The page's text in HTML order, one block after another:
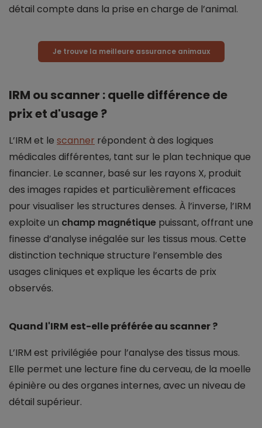
détail compte dans la prise en charge de l’animal.
Je trouve la meilleure assurance animaux
IRM ou scanner : quelle différence de
prix et d'usage ?
L’IRM et le scanner répondent à des logiques
médicales différentes, tant sur le plan technique que
financier. Le scanner, basé sur les rayons X, produit
des images rapides et particulièrement efficaces
pour visualiser les structures denses. À l’inverse, l’IRM
exploite un champ magnétique puissant, offrant une
finesse d’analyse inégalée sur les tissus mous. Cette
distinction technique structure l’ensemble des
usages cliniques et explique les écarts de prix
observés.
Quand l'IRM est-elle préférée au scanner ?
L’IRM est privilégiée pour l’analyse des tissus mous.
Elle permet une lecture fine du cerveau, de la moelle
épinière ou des organes internes, avec un niveau de
détail supérieur.